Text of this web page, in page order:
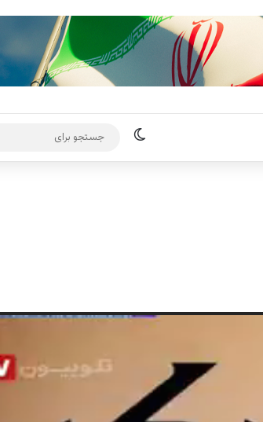
تغییر پوسته